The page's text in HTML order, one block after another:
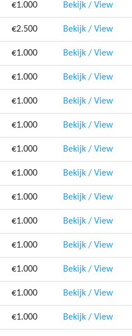
€1.000 Bekijk / View
€2.500 Bekijk / View
€1.000 Bekijk / View
€1.000 Bekijk / View
€1.000 Bekijk / View
€1.000 Bekijk / View
€1.000 Bekijk / View
€1.000 Bekijk / View
€1.000 Bekijk / View
€1.000 Bekijk / View
€1.000 Bekijk / View
€1.000 Bekijk / View
€1.000 Bekijk / View
€1.000 Bekijk / View